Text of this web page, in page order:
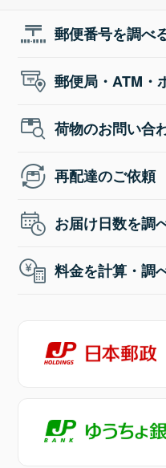
郵便番号を調べ
郵便局・ATM・
荷物のお問い合
再配達のご依頼
お届け日数を調
料金を計算・調